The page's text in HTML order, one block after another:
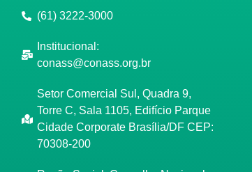
(61) 3222-3000
Institucional:
conass@conass.org.br
Setor Comercial Sul, Quadra 9,
Torre C, Sala 1105, Edifício Parque
Cidade Corporate Brasília/DF CEP:
70308-200